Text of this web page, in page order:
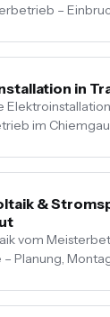
–
im
in
im Chiemgau
aus einer
&
vom
– Planung,
Nullsteuer